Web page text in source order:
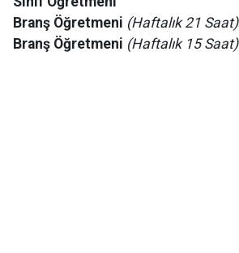
Branş Öğretmeni (Haftalık 21 Saat)
Branş Öğretmeni (Haftalık 15 Saat)